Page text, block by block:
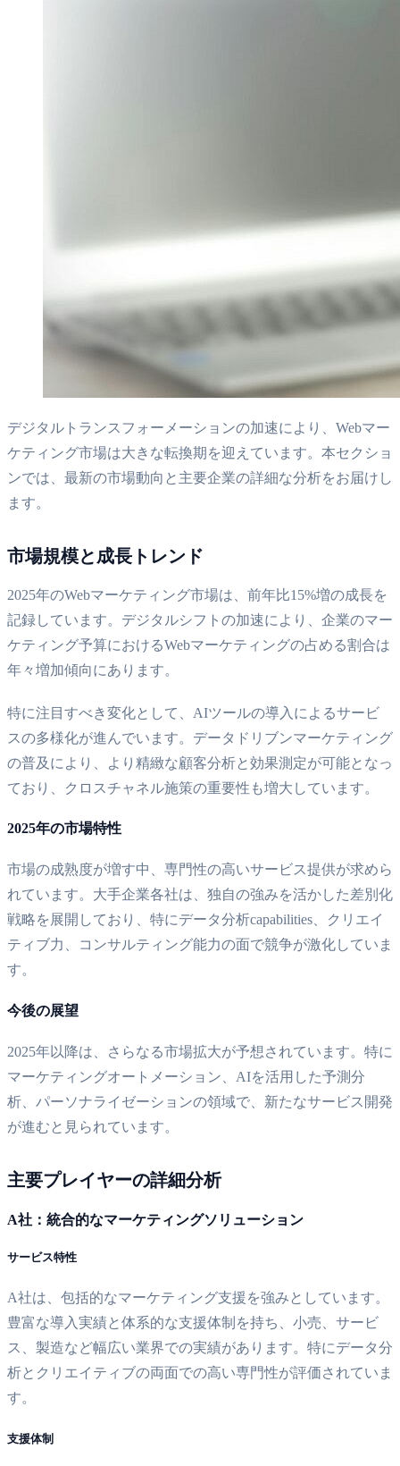
デジタルトランスフォーメーションの加速により、Webマー
ケティング市場は大きな転換期を迎えています。本セクショ
ンでは、最新の市場動向と主要企業の詳細な分析をお届けし
ます。
市場規模と成長トレンド
2025年のWebマーケティング市場は、前年比15%増の成長を
記録しています。デジタルシフトの加速により、企業のマー
ケティング予算におけるWebマーケティングの占める割合は
年々増加傾向にあります。
特に注目すべき変化として、AIツールの導入によるサービ
スの多様化が進んでいます。データドリブンマーケティング
の普及により、より精緻な顧客分析と効果測定が可能となっ
ており、クロスチャネル施策の重要性も増大しています。
2025年の市場特性
市場の成熟度が増す中、専門性の高いサービス提供が求めら
れています。大手企業各社は、独自の強みを活かした差別化
戦略を展開しており、特にデータ分析capabilities、クリエイ
ティブ力、コンサルティング能力の面で競争が激化していま
す。
今後の展望
2025年以降は、さらなる市場拡大が予想されています。特に
マーケティングオートメーション、AIを活用した予測分
析、パーソナライゼーションの領域で、新たなサービス開発
が進むと見られています。
主要プレイヤーの詳細分析
A社：統合的なマーケティングソリューション
サービス特性
A社は、包括的なマーケティング支援を強みとしています。
豊富な導入実績と体系的な支援体制を持ち、小売、サービ
ス、製造など幅広い業界での実績があります。特にデータ分
析とクリエイティブの両面での高い専門性が評価されていま
す。
支援体制